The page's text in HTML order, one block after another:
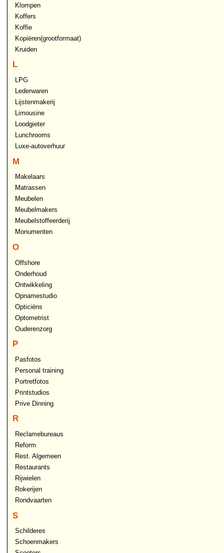
Klompen
Koffers
Koffie
Kopiëren(grootformaat)
Kruiden
L
LPG
Lederwaren
Lijstenmakerij
Limousine
Loodgieter
Lunchrooms
Luxe-autoverhuur
M
Makelaars
Matrassen
Meubelen
Meubelmakers
Meubelstoffeerderij
Monumenten
O
Offshore
Onderhoud
Ontwikkeling
Opnamestudio
Opticiëns
Optometrist
Ouderenzorg
P
Pasfotos
Personal training
Portretfotos
Printstudios
Prive Dinning
R
Reclamebureaus
Reform
Rest. Algemeen
Restaurants
Rijwielen
Rokerijen
Rondvaarten
S
Schilderes
Schoenmakers